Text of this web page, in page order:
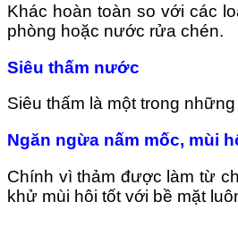
Khác hoàn toàn so với các
phòng hoặc nước rửa chén.
Siêu thấm nước
Siêu thấm là một trong
Ngăn ngừa nấm mốc, mùi
Chính vì thảm được làm từ
khử mùi hôi tốt với bề mặt